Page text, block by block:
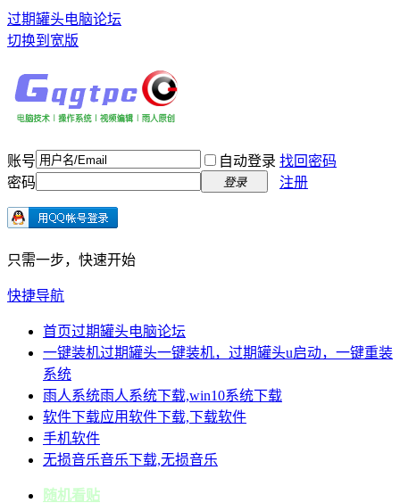
过期罐头电脑论坛
切换到宽版
账号 自动登录 找回密码
密码
登录 注册
只需一步，快速开始
快捷导航
首页过期罐头电脑论坛
一键装机过期罐头一键装机，过期罐头u启动，一键重装
系统
雨人系统雨人系统下载,win10系统下载
软件下载应用软件下载,下载软件
手机软件
无损音乐音乐下载,无损音乐
随机看贴